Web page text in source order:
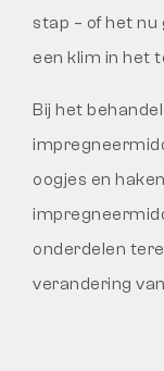
stap – of het
een klim in het
Bij het
oogjes en
onderdelen
verandering